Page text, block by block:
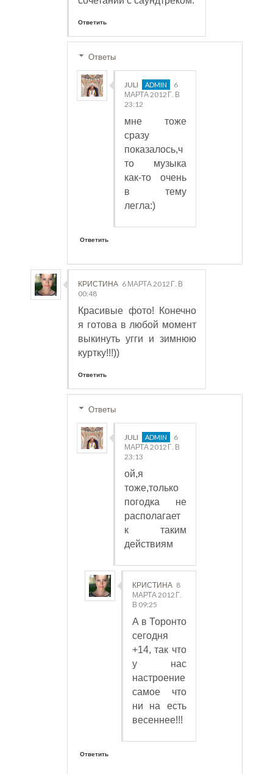
Ответить
Ответы
JULI
6
МАРТА 2012 Г. В
23:12
мне тоже
сразу
показалось,ч
то музыка
как-то очень
в тему
легла:)
Ответить
КРИСТИНА 6 МАРТА 2012 Г. В
00:48
Красивые фото! Конечно
я готова в любой момент
выкинуть угги и зимнюю
куртку!!!))
Ответить
Ответы
JULI
6
МАРТА 2012 Г. В
23:13
ой,я
тоже,только
погодка не
располагает
к таким
действиям
КРИСТИНА 8
МАРТА 2012 Г.
В 09:25
А в Торонто
сегодня
+14, так что
у нас
настроение
самое что
ни на есть
весеннее!!!
Ответить